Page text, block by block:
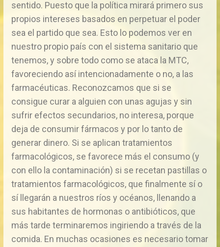
sentido. Puesto que la política mirará primero sus
propios intereses basados en perpetuar el poder
sea el partido que sea. Esto lo podemos ver en
nuestro propio país con el sistema sanitario que
tenemos, y sobre todo como se ataca la MTC,
favoreciendo así intencionadamente o no, a las
farmacéuticas. Reconozcamos que si se
consigue curar a alguien con unas agujas y sin
sufrir efectos secundarios, no interesa, porque
deja de consumir fármacos y por lo tanto de
generar dinero. Si se aplican tratamientos
farmacológicos, se favorece más el consumo (y
con ello la contaminación) si se recetan pastillas o
tratamientos farmacológicos, que finalmente sí o
sí llegarán a nuestros ríos y océanos, llenando a
sus habitantes de hormonas o antibióticos, que
más tarde terminaremos ingiriendo a través de la
comida. En muchas ocasiones es necesario tomar